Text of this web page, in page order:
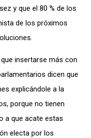
y que el 80 % de los
de los próximos
insertarse más con
dicen que
explicándole a la
porque no tienen
a que acate estas
electa por los